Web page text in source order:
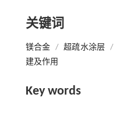
关键词
镁合金 / 超疏水涂层 /
建及作用
Key words